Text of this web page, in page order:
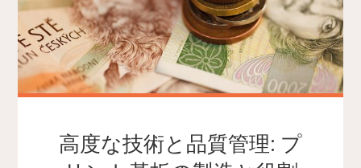
高度な技術と品質管理: プ